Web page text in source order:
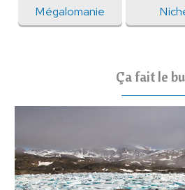
Mégalomanie
Ça fait le